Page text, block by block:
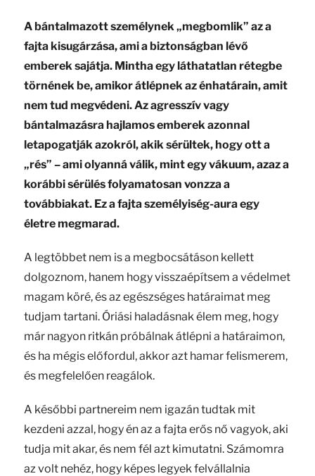
A bántalmazott személynek „megbomlik” az a
fajta kisugárzása, ami a biztonságban lévő
emberek sajátja. Mintha egy láthatatlan rétegbe
törnének be, amikor átlépnek az énhatárain, amit
nem tud megvédeni. Az agresszív vagy
bántalmazásra hajlamos emberek azonnal
letapogatják azokról, akik sérültek, hogy ott a
„rés” – ami olyanná válik, mint egy vákuum, azaz a
korábbi sérülés folyamatosan vonzza a
továbbiakat. Ez a fajta személyiség-aura egy
életre megmarad.
A legtöbbet nem is a megbocsátáson kellett
dolgoznom, hanem hogy visszaépítsem a védelmet
magam köré, és az egészséges határaimat meg
tudjam tartani. Óriási haladásnak élem meg, hogy
már nagyon ritkán próbálnak átlépni a határaimon,
és ha mégis előfordul, akkor azt hamar felismerem,
és megfelelően reagálok.
A későbbi partnereim nem igazán tudtak mit
kezdeni azzal, hogy én az a fajta erős nő vagyok, aki
tudja mit akar, és nem fél azt kimutatni. Számomra
az volt nehéz, hogy képes legyek felvállalnia